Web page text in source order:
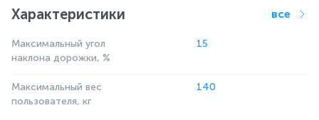
Характеристики все
Максимальный угол
наклона дорожки, %
15
Максимальный вес
пользователя, кг
140